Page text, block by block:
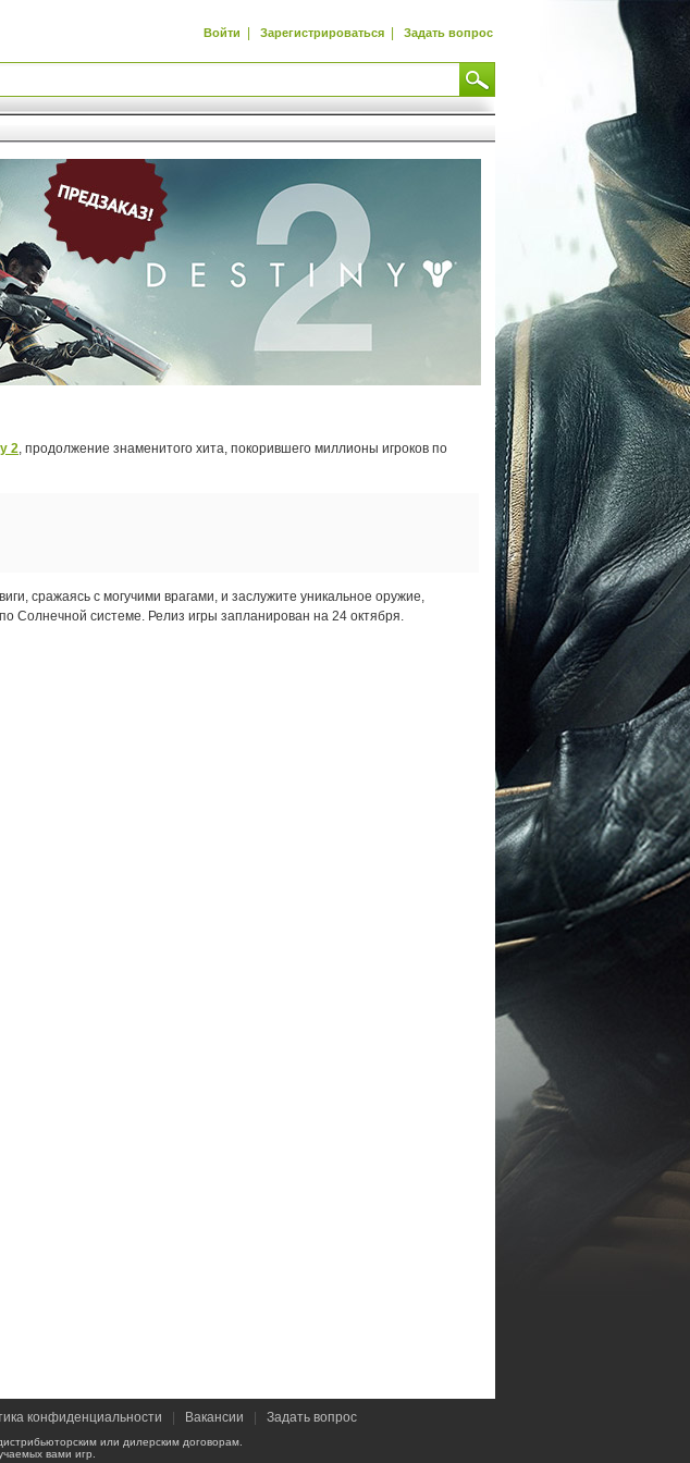
Войти | Зарегистрироваться | Задать вопрос
2, продолжение знаменитого хита, покорившего миллионы игроков по
сражаясь с могучими врагами, и заслужите уникальное оружие,
Солнечной системе. Релиз игры запланирован на 24 октября.
конфиденциальности Вакансии Задать вопрос
или дилерским договорам.
вами игр.